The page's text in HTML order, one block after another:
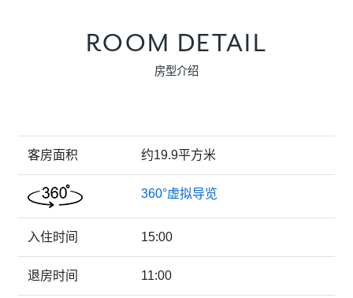
ROOM DETAIL
房型介绍
客房面积 约19.9平方米
360°虚拟导览
入住时间 15:00
退房时间 11:00